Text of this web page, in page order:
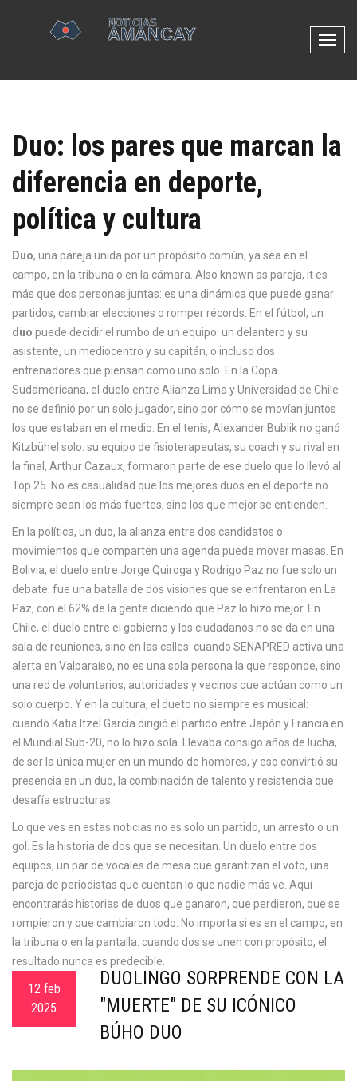
N
v
a
c
a
a
Duo: los pares que marcan la
diferencia en deporte,
política y cultura
Duo, una pareja unida por un propósito común, ya sea en el
campo, en la tribuna o en la cámara . Also known as pareja, it es
más que dos personas juntas: es una dinámica que puede ganar
partidos, cambiar elecciones o romper récords En el fútbol, un
duo puede decidir el rumbo de un equipo: un delantero y su
asistente, un mediocentro y su capitán, o incluso dos
entrenadores que piensan como uno solo. En la Copa
Sudamericana, el duelo entre Alianza Lima y Universidad de Chile
no se definió por un solo jugador, sino por cómo se movían juntos
los que estaban en el medio. En el tenis, Alexander Bublik no ganó
Kitzbühel solo: su equipo de fisioterapeutas, su coach y su rival en
la final, Arthur Cazaux, formaron parte de ese duelo que lo llevó al
Top 25. No es casualidad que los mejores duos en el deporte no
siempre sean los más fuertes, sino los que mejor se entienden.
En la política, un duo, la alianza entre dos candidatos o
movimientos que comparten una agenda puede mover masas. En
Bolivia, el duelo entre Jorge Quiroga y Rodrigo Paz no fue solo un
debate: fue una batalla de dos visiones que se enfrentaron en La
Paz, con el 62% de la gente diciendo que Paz lo hizo mejor. En
Chile, el duelo entre el gobierno y los ciudadanos no se da en una
sala de reuniones, sino en las calles: cuando SENAPRED activa una
alerta en Valparaíso, no es una sola persona la que responde, sino
una red de voluntarios, autoridades y vecinos que actúan como un
solo cuerpo. Y en la cultura, el dueto no siempre es musical:
cuando Katia Itzel García dirigió el partido entre Japón y Francia en
el Mundial Sub-20, no lo hizo sola. Llevaba consigo años de lucha,
de ser la única mujer en un mundo de hombres, y eso convirtió su
presencia en un duo, la combinación de talento y resistencia que
desafía estructuras
Lo que ves en estas noticias no es solo un partido, un arresto o un
gol. Es la historia de dos que se necesitan. Un duelo entre dos
equipos, un par de vocales de mesa que garantizan el voto, una
pareja de periodistas que cuentan lo que nadie más ve. Aquí
encontrarás historias de duos que ganaron, que perdieron, que se
rompieron y que cambiaron todo. No importa si es en el campo, en
la tribuna o en la pantalla: cuando dos se unen con propósito, el
resultado nunca es predecible.
12 feb
2025
DUOLINGO SORPRENDE CON LA
"MUERTE" DE SU ICÓNICO
BÚHO DUO